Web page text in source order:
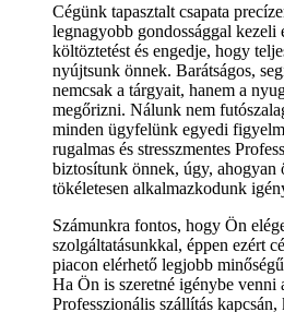
Cégünk tapasztalt csapata
legnagyobb gondossággal kezeli
költöztetést és engedje, hogy
nyújtsunk önnek. Barátságos,
nemcsak a tárgyait, hanem a
megőrizni. Nálunk nem
minden ügyfelünk egyedi
rugalmas és stresszmentes
biztosítunk önnek, úgy, ahogyan
tökéletesen alkalmazkodunk
Számunkra fontos, hogy Ön
szolgáltatásunkkal, éppen ezért
piacon elérhető legjobb
Ha Ön is szeretné igénybe venni
Professzionális szállítás